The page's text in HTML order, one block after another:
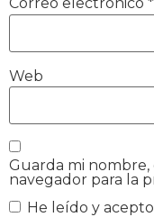
Correo electrónico *
Web
Guarda mi
navegador para la
He leído y